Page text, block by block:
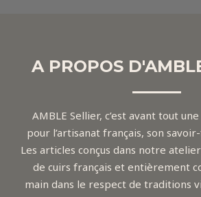
A PROPOS
AMBLE Sellier, c’est avant tout
pour l’artisanat français, son
Les articles conçus dans notre
de cuirs français et entièrement
main dans le respect de traditions